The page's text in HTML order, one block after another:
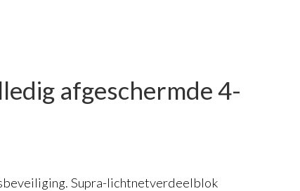
afgeschermde 4-
Supra-lichtnetverdeelblok